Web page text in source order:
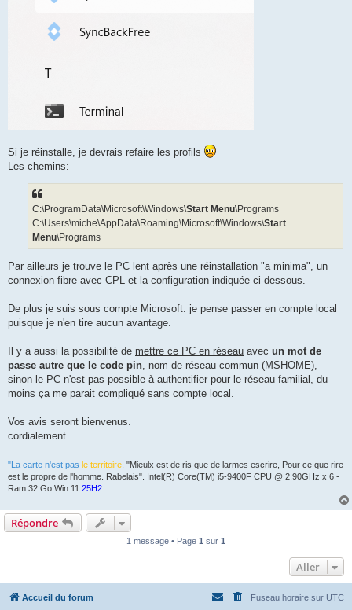
Si je réinstalle, je devrais refaire les profils
Les chemins:
C:\ProgramData\Microsoft\Windows\Start Menu\Programs
C:\Users\miche\AppData\Roaming\Microsoft\Windows\Start
Menu\Programs
Par ailleurs je trouve le PC lent après une réinstallation "a minima", un
connexion fibre avec CPL et la configuration indiquée ci-dessous.
De plus je suis sous compte Microsoft. je pense passer en compte local
puisque je n'en tire aucun avantage.
Il y a aussi la possibilité de mettre ce PC en réseau avec un mot de
passe autre que le code pin , nom de réseau commun (MSHOME),
sinon le PC n'est pas possible à authentifier pour le réseau familial, du
moins ça me parait compliqué sans compte local.
Vos avis seront bienvenus.
cordialement
"La carte n'est pas le territoire. "Mieulx est de ris que de larmes escrire, Pour ce que rire
est le propre de l'homme. Rabelais". Intel(R) Core(TM) i5-9400F CPU @ 2.90GHz x 6 -
Ram 32 Go Win 11 25H2
Répondre
1 message • Page 1 sur 1
Aller
Accueil du forum Fuseau horaire sur UTC